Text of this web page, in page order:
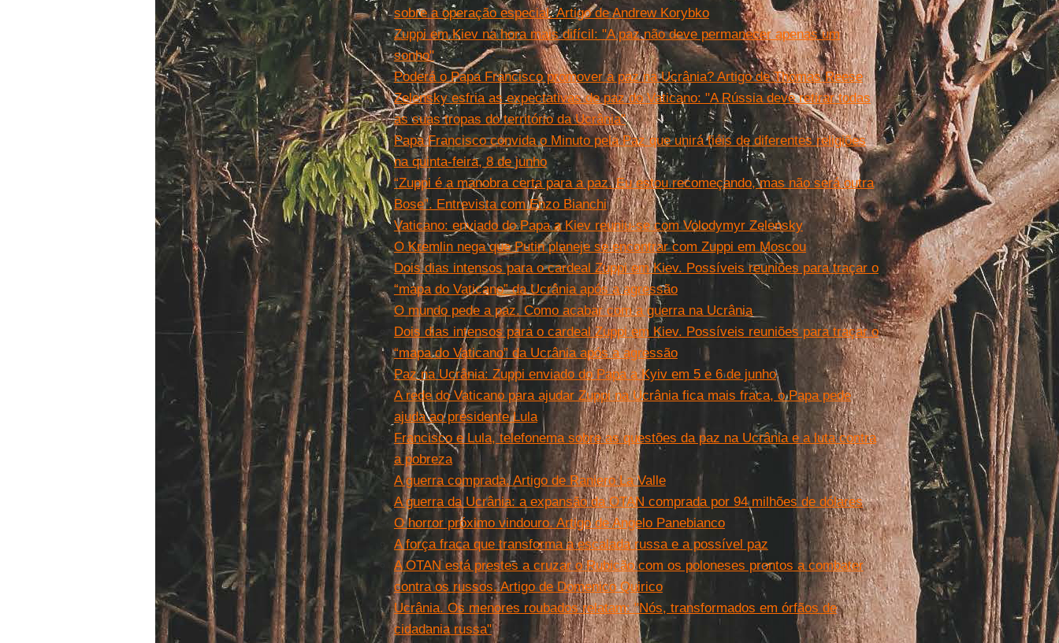
sobre a operação especial. Artigo de Andrew Korybko
Zuppi em Kiev na hora mais difícil: "A paz não deve permanecer apenas um
sonho"
Poderá o Papa Francisco promover a paz na Ucrânia? Artigo de Thomas Reese
Zelensky esfria as expectativas de paz do Vaticano: "A Rússia deve retirar todas
as suas tropas do território da Ucrânia"
Papa Francisco convida o Minuto pela Paz que unirá fiéis de diferentes religiões
na quinta-feira, 8 de junho
“Zuppi é a manobra certa para a paz. Eu estou recomeçando, mas não será outra
Bose”. Entrevista com Enzo Bianchi
Vaticano: enviado do Papa a Kiev reuniu-se com Volodymyr Zelensky
O Kremlin nega que Putin planeje se encontrar com Zuppi em Moscou
Dois dias intensos para o cardeal Zuppi em Kiev. Possíveis reuniões para traçar o
“mapa do Vaticano” da Ucrânia após a agressão
O mundo pede a paz. Como acabar com a guerra na Ucrânia
Dois dias intensos para o cardeal Zuppi em Kiev. Possíveis reuniões para traçar o
“mapa do Vaticano” da Ucrânia após a agressão
Paz na Ucrânia: Zuppi enviado do Papa a Kyiv em 5 e 6 de junho
A rede do Vaticano para ajudar Zuppi na Ucrânia fica mais fraca, o Papa pede
ajuda ao presidente Lula
Francisco e Lula, telefonema sobre as questões da paz na Ucrânia e a luta contra
a pobreza
A guerra comprada. Artigo de Raniero La Valle
A guerra da Ucrânia: a expansão da OTAN comprada por 94 milhões de dólares
O horror próximo vindouro. Artigo de Angelo Panebianco
A força fraca que transforma a escalada russa e a possível paz
A OTAN está prestes a cruzar o Rubicão com os poloneses prontos a combater
contra os russos. Artigo de Domenico Quirico
Ucrânia. Os menores roubados relatam: "Nós, transformados em órfãos de
cidadania russa"